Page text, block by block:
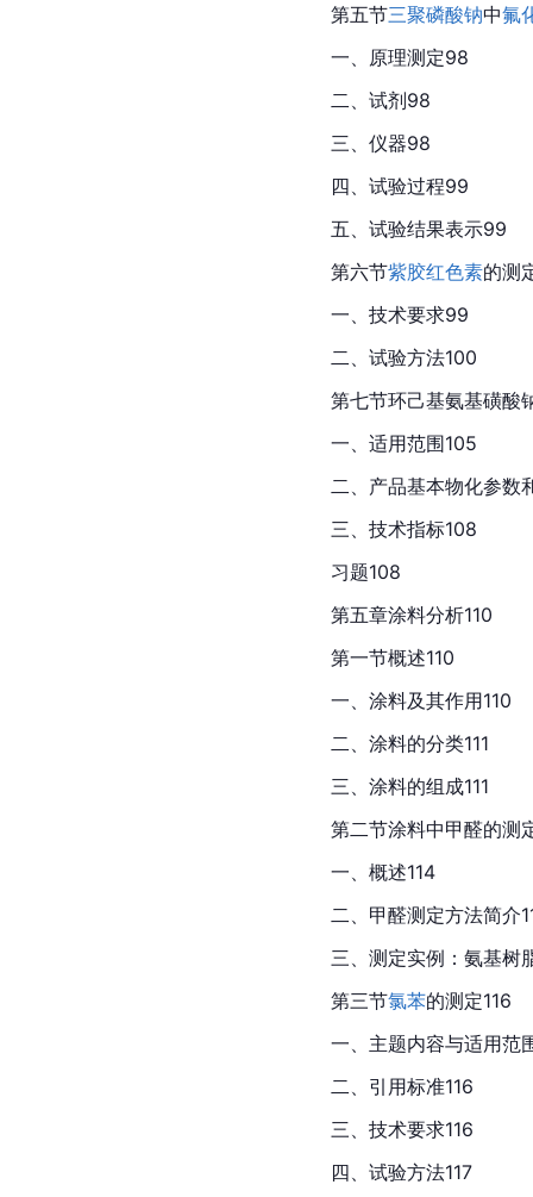
第五节三聚磷酸钠中氟
一、原理测定98
二、试剂98
三、仪器98
四、试验过程99
五、试验结果表示99
第六节紫胶红色素的测
一、技术要求99
二、试验方法100
第七节环己基氨基磺酸
一、适用范围105
二、产品基本物化参数
三、技术指标108
习题108
第五章涂料分析110
第一节概述110
一、涂料及其作用110
二、涂料的分类111
三、涂料的组成111
第二节涂料中甲醛的测
一、概述114
二、甲醛测定方法简介
三、测定实例：氨基树
第三节氯苯的测定116
一、主题内容与适用范
二、引用标准116
三、技术要求116
四、试验方法117